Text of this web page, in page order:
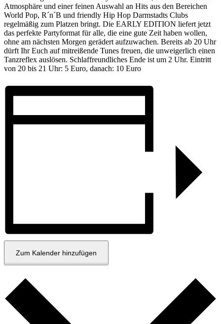
Atmosphäre und einer feinen Auswahl an Hits aus den Bereichen
World Pop, R´n´B und friendly Hip Hop Darmstadts Clubs
regelmäßig zum Platzen bringt. Die EARLY EDITION liefert jetzt
das perfekte Partyformat für alle, die eine gute Zeit haben wollen,
ohne am nächsten Morgen gerädert aufzuwachen. Bereits ab 20 Uhr
dürft Ihr Euch auf mitreißende Tunes freuen, die unweigerlich einen
Tanzreflex auslösen. Schlaffreundliches Ende ist um 2 Uhr. Eintritt
von 20 bis 21 Uhr: 5 Euro, danach: 10 Euro
Zum Kalender hinzufügen